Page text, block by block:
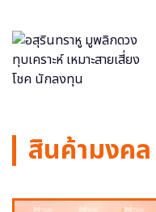
สินค้ามงคล